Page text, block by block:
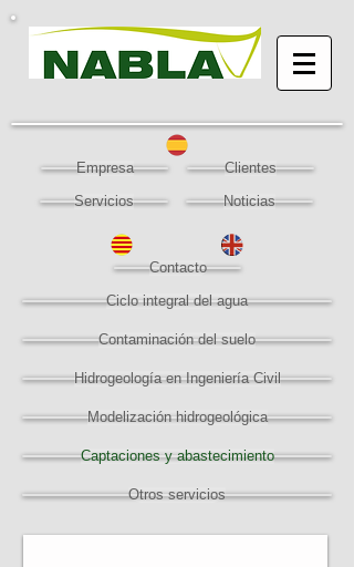
Empresa
Clientes
Servicios
Noticias
Contacto
Ciclo integral del agua
Contaminación del suelo
Hidrogeología en Ingeniería Civil
Modelización hidrogeológica
Captaciones y abastecimiento
Otros servicios